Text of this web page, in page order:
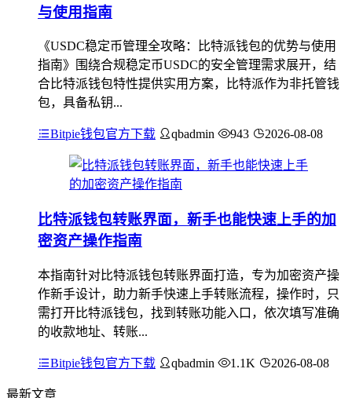
与使用指南
《USDC稳定币管理全攻略：比特派钱包的优势与使用
指南》围绕合规稳定币USDC的安全管理需求展开，结
合比特派钱包特性提供实用方案，比特派作为非托管钱
包，具备私钥...
Bitpie钱包官方下载 qbadmin 943 2026-08-08
比特派钱包转账界面，新手也能快速上手的加
密资产操作指南
本指南针对比特派钱包转账界面打造，专为加密资产操
作新手设计，助力新手快速上手转账流程，操作时，只
需打开比特派钱包，找到转账功能入口，依次填写准确
的收款地址、转账...
Bitpie钱包官方下载 qbadmin 1.1K 2026-08-08
最新文章